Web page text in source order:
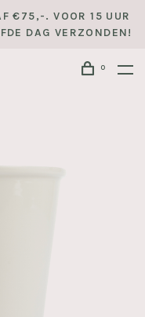
€75,-. VOOR 15 UUR
DAG VERZONDEN!
0